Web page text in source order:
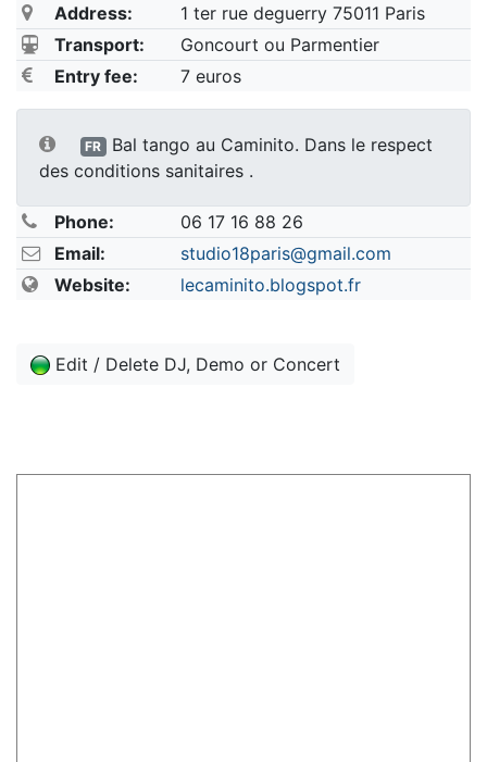
Address:
1 ter rue deguerry 75011 Paris
Transport:
Goncourt ou Parmentier
Entry fee:
7 euros
FR
Bal tango au Caminito. Dans le respect
des conditions sanitaires .
Phone:
06 17 16 88 26
Email:
studio18paris@gmail.com
Website:
lecaminito.blogspot.fr
Edit / Delete DJ, Demo or Concert